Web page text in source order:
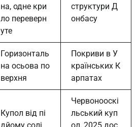
на, одне кри
ло переверн
уте
структури Д
онбасу
Горизонталь
на осьова по
верхня
Покриви в У
країнських К
арпатах
Купол від пі
Червонооскі
льський куп